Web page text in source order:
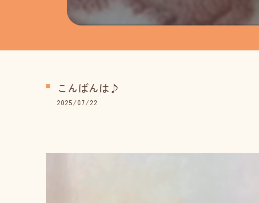
こんばんは♪
2025/07/22